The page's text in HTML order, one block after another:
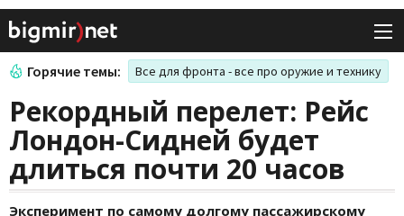
Горячие темы: Все для фронта - все про оружие и технику
Рекордный перелет: Рейс
Лондон-Сидней будет
длиться почти 20 часов
Эксперимент по самому долгому пассажирскому